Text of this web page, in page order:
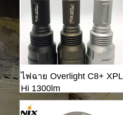
ไฟฉาย Overlight C8+ XPL
Hi 1300lm